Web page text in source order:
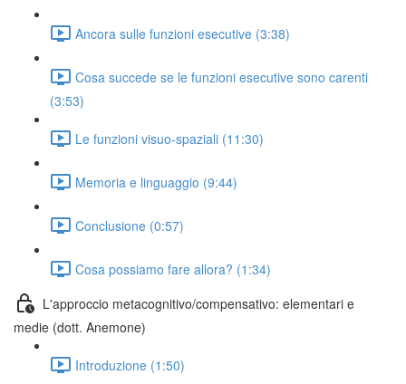
Ancora sulle funzioni esecutive (3:38)
Cosa succede se le funzioni esecutive sono carenti
(3:53)
Le funzioni visuo-spaziali (11:30)
Memoria e linguaggio (9:44)
Conclusione (0:57)
Cosa possiamo fare allora? (1:34)
L'approccio metacognitivo/compensativo: elementari e
medie (dott. Anemone)
Introduzione (1:50)